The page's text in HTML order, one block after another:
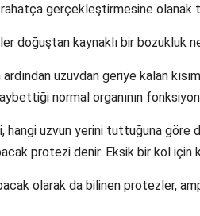
gerçekleştirmesine olanak
doğuştan kaynaklı bir bozukluk
uzuvdan geriye kalan
normal organının
hangi uzvun yerini tuttuğuna göre
protezi denir. Eksik bir kol için
olarak da bilinen protezler,